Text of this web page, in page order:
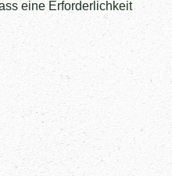
eine Erforderlichkeit